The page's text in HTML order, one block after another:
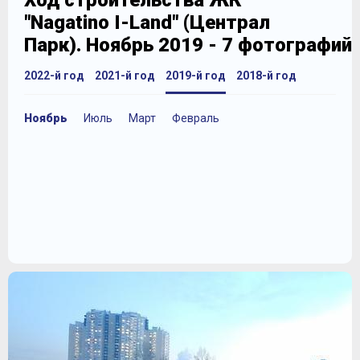
"Nagatino I-Land" (Централ
Парк). Ноябрь 2019 - 7 фотографий
2022-й год 2021-й год 2019-й год
Ноябрь Июль Март Февраль
2018-й год